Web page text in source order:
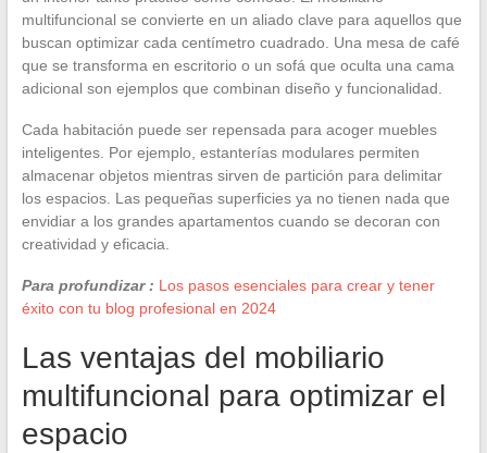
multifuncional se convierte en un aliado clave para aquellos que
buscan optimizar cada centímetro cuadrado. Una mesa de café
que se transforma en escritorio o un sofá que oculta una cama
adicional son ejemplos que combinan diseño y funcionalidad.
Cada habitación puede ser repensada para acoger muebles
inteligentes. Por ejemplo, estanterías modulares permiten
almacenar objetos mientras sirven de partición para delimitar
los espacios. Las pequeñas superficies ya no tienen nada que
envidiar a los grandes apartamentos cuando se decoran con
creatividad y eficacia.
Para profundizar : Los pasos esenciales para crear y tener
éxito con tu blog profesional en 2024
Las ventajas del mobiliario
multifuncional para optimizar el
espacio